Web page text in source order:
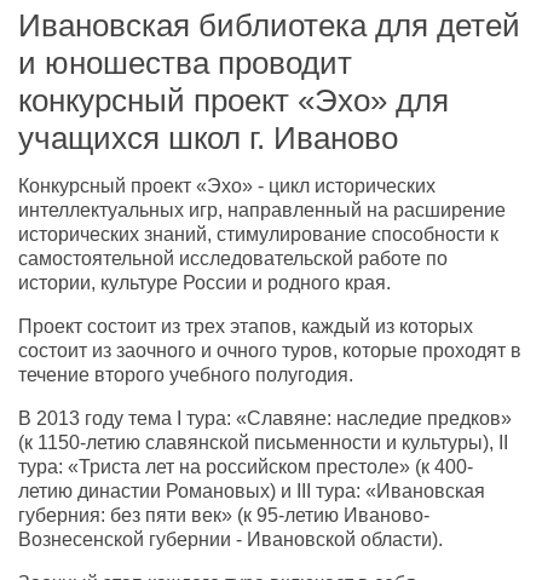
Ивановская библиотека для детей
и юношества проводит
конкурсный проект «Эхо» для
учащихся школ г. Иваново
Конкурсный проект «Эхо» - цикл исторических
интеллектуальных игр, направленный на расширение
исторических знаний, стимулирование способности к
самостоятельной исследовательской работе по
истории, культуре России и родного края.
Проект состоит из трех этапов, каждый из которых
состоит из заочного и очного туров, которые проходят в
течение второго учебного полугодия.
В 2013 году тема I тура: «Славяне: наследие предков»
(к 1150-летию славянской письменности и культуры), II
тура: «Триста лет на российском престоле» (к 400-
летию династии Романовых) и III тура: «Ивановская
губерния: без пяти век» (к 95-летию Иваново-
Вознесенской губернии - Ивановской области).